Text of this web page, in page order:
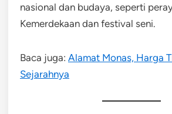
nasional dan budaya, seperti
Kemerdekaan dan festival seni.
Baca juga: Alamat Monas, Harga
Sejarahnya